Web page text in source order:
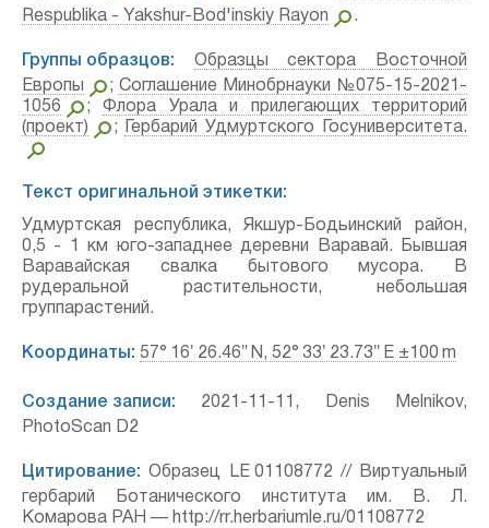
Respublika - Yakshur-Bod'inskiy Rayon
.
Группы образцов:
Образцы сектора Восточной
Европы
;Соглашение Минобрнауки №075-15-2021-
1056
;Флора Урала и прилегающих территорий
(проект)
; Гербарий Удмуртского Госуниверситета.
Текст оригинальной этикетки:
Удмуртская республика, Якшур-Бодьинский район,
0,5 - 1 км юго-западнее деревни Варавай. Бывшая
Варавайская свалка бытового мусора. В
рудеральной растительности, небольшая
группарастений.
Координаты: 57° 16′ 26.46″ N, 52° 33′ 23.73″ E ±100 m
Создание записи: 2021-11-11, Denis Melnikov,
PhotoScan D2
Цитирование: Образец LE 01108772 // Виртуальный
гербарий Ботанического института им. В. Л.
Комарова РАН — http://rr.herbariumle.ru/01108772